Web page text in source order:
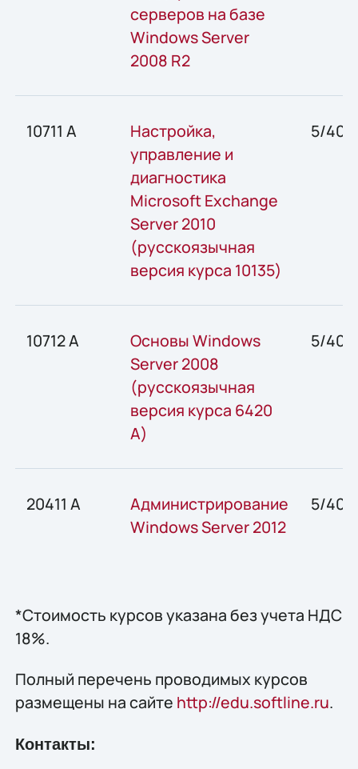
серверов на базе
Windows Server
2008 R2
10711 A
Настройка,
управление и
диагностика
Microsoft Exchange
Server 2010
(русскоязычная
версия курса 10135)
5/40
10712 А
Основы Windows
Server 2008
(русскоязычная
версия курса 6420
A)
5/40
20411 А
Администрирование
Windows Server 2012
5/40
*Стоимость курсов указана без учета НДС
18%.
Полный перечень проводимых курсов
размещены на сайте http://edu.softline.ru.
Контакты: